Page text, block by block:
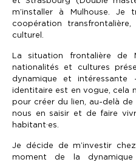
m’installer à Mulhouse.
coopération
culturel.
La situation frontalière de
nationalités et cultures
dynamique et
identitaire est en vogue, cela
pour créer du lien, au-delà
nous en saisir et de faire
habitant·es.
Je décide de m’investir
moment de la